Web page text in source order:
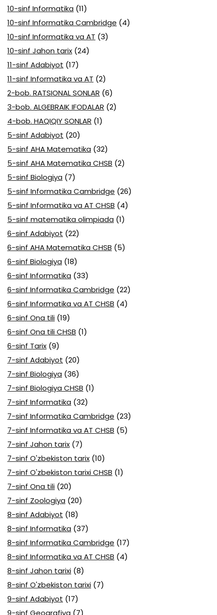
10-sinf Informatika (11)
10-sinf Informatika Cambridge (4)
10-sinf Informatika va AT (3)
10-sinf Jahon tarix (24)
11-sinf Adabiyot (17)
11-sinf Informatika va AT (2)
2-bob. RATSIONAL SONLAR (6)
3-bob. ALGEBRAIK IFODALAR (2)
4-bob. HAQIQIY SONLAR (1)
5-sinf Adabiyot (20)
5-sinf AHA Matematika (32)
5-sinf AHA Matematika CHSB (2)
5-sinf Biologiya (7)
5-sinf Informatika Cambridge (26)
5-sinf Informatika va AT CHSB (4)
5-sinf matematika olimpiada (1)
6-sinf Adabiyot (22)
6-sinf AHA Matematika CHSB (5)
6-sinf Biologiya (18)
6-sinf Informatika (33)
6-sinf Informatika Cambridge (22)
6-sinf Informatika va AT CHSB (4)
6-sinf Ona tili (19)
6-sinf Ona tili CHSB (1)
6-sinf Tarix (9)
7-sinf Adabiyot (20)
7-sinf Biologiya (36)
7-sinf Biologiya CHSB (1)
7-sinf Informatika (32)
7-sinf Informatika Cambridge (23)
7-sinf Informatika va AT CHSB (5)
7-sinf Jahon tarix (7)
7-sinf O'zbekiston tarix (10)
7-sinf O'zbekiston tarixi CHSB (1)
7-sinf Ona tili (20)
7-sinf Zoologiya (20)
8-sinf Adabiyot (18)
8-sinf Informatika (37)
8-sinf Informatika Cambridge (17)
8-sinf Informatika va AT CHSB (4)
8-sinf Jahon tarixi (8)
8-sinf O'zbekiston tarixi (7)
9-sinf Adabiyot (17)
9-sinf Geografiya (7)